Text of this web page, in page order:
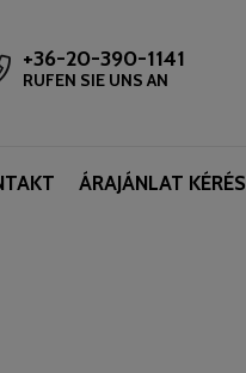
+36-20-390-1141
RUFEN SIE UNS AN
ÁRAJÁNLAT KÉRÉS